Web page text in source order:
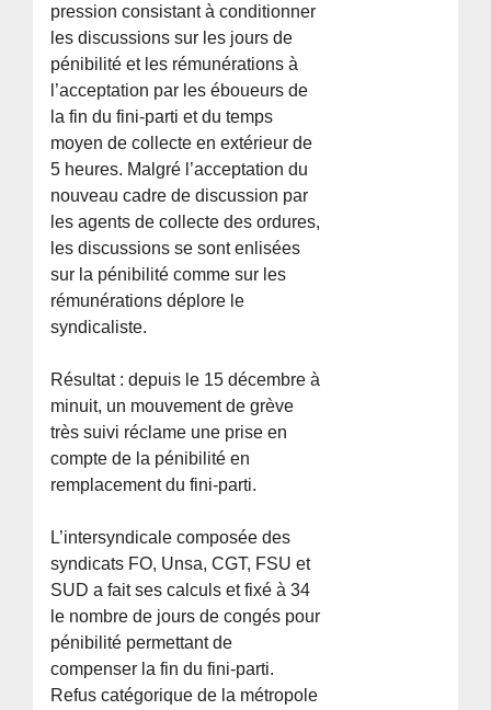
pression consistant à conditionner
les discussions sur les jours de
pénibilité et les rémunérations à
l’acceptation par les éboueurs de
la fin du fini-parti et du temps
moyen de collecte en extérieur de
5 heures. Malgré l’acceptation du
nouveau cadre de discussion par
les agents de collecte des ordures,
les discussions se sont enlisées
sur la pénibilité comme sur les
rémunérations déplore le
syndicaliste.
Résultat : depuis le 15 décembre à
minuit, un mouvement de grève
très suivi réclame une prise en
compte de la pénibilité en
remplacement du fini-parti.
L’intersyndicale composée des
syndicats FO, Unsa, CGT, FSU et
SUD a fait ses calculs et fixé à 34
le nombre de jours de congés pour
pénibilité permettant de
compenser la fin du fini-parti.
Refus catégorique de la métropole